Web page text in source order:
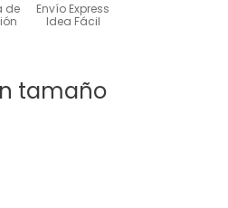
de
Envío Express
Idea Fácil
tamaño